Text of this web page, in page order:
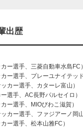
出歴
ー選手、三菱自動車水島FC）
ー選手、プレーユナイテッド
カー選手、カターレ富山）
選手、AC長野パルセイロ）
ー選手、MIOびわこ滋賀）
カー選手、ファジアーノ岡山
ー選手、松本山雅FC）